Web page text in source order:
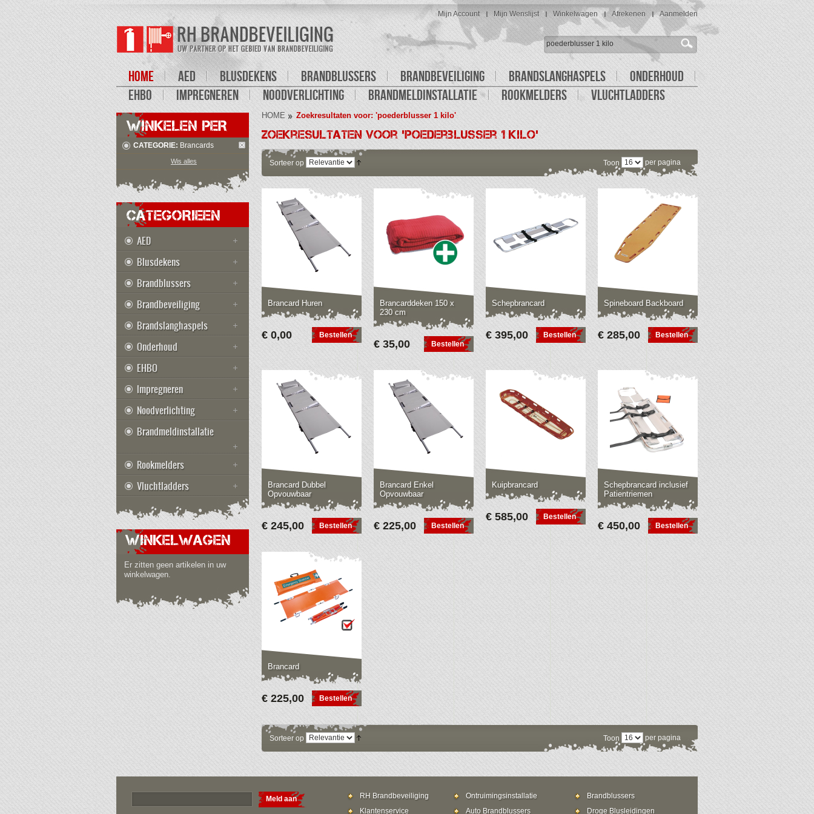
Mijn Account Mijn Wenslijst Winkelwagen Afrekenen Aanmelden
HOME AED BLUSDEKENS BRANDBLUSSERS BRANDBEVEILIGING BRANDSLANGHASPELS
ONDERHOUD
EHBO
IMPREGNEREN NOODVERLICHTING BRANDMELDINSTALLATIE ROOKMELDERS VLUCHTLADDERS
HOME Zoekresultaten voor: 'poederblusser 1 kilo'
Zoekresultaten voor 'poederblusser 1 kilo'
Toon per pagina
Sorteer op
Brancard Huren
€ 0,00 Bestellen
Brancarddeken 150 x
230 cm
€ 35,00 Bestellen
Schepbrancard
€ 395,00 Bestellen
Spineboard Backboard
€ 285,00 Bestellen
Brancard Dubbel
Opvouwbaar
€ 245,00 Bestellen
Brancard Enkel
Opvouwbaar
€ 225,00 Bestellen
Kuipbrancard
€ 585,00 Bestellen
Schepbrancard inclusief
Patientriemen
€ 450,00 Bestellen
Brancard
€ 225,00 Bestellen
Toon per pagina
Sorteer op
WINKELEN PER
CATEGORIE: Brancards
Wis alles
CATEGORIEEN
AED
Blusdekens
Brandblussers
Brandbeveiliging
Brandslanghaspels
Onderhoud
EHBO
Impregneren
Noodverlichting
Brandmeldinstallatie
Rookmelders
Vluchtladders
WINKELWAGEN
Er zitten geen artikelen in uw
winkelwagen.
Meld aan
RH Brandbeveiliging
Klantenservice
Ontruimingsinstallatie
Auto Brandblussers
Brandblussers
Droge Blusleidingen